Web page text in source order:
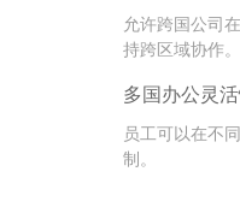
允许跨国公司
持跨区域协作。
多国办公灵
员工可以在不
制。